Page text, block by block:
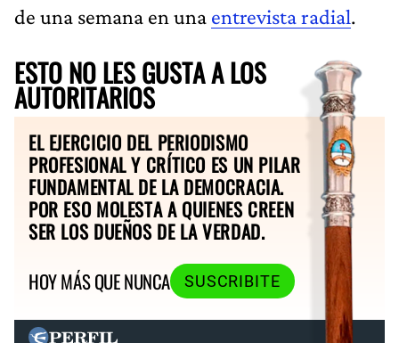
de una semana en una entrevista radial.
ESTO NO LES GUSTA A LOS
AUTORITARIOS
EL EJERCICIO DEL PERIODISMO
PROFESIONAL Y CRÍTICO ES UN PILAR
FUNDAMENTAL DE LA DEMOCRACIA.
POR ESO MOLESTA A QUIENES CREEN
SER LOS DUEÑOS DE LA VERDAD.
HOY MÁS QUE NUNCA
SUSCRIBITE